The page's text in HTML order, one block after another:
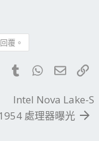
覆。
PinterestTumblrWhatsApp
電子
Intel Nova Lake-S
處理器曝光